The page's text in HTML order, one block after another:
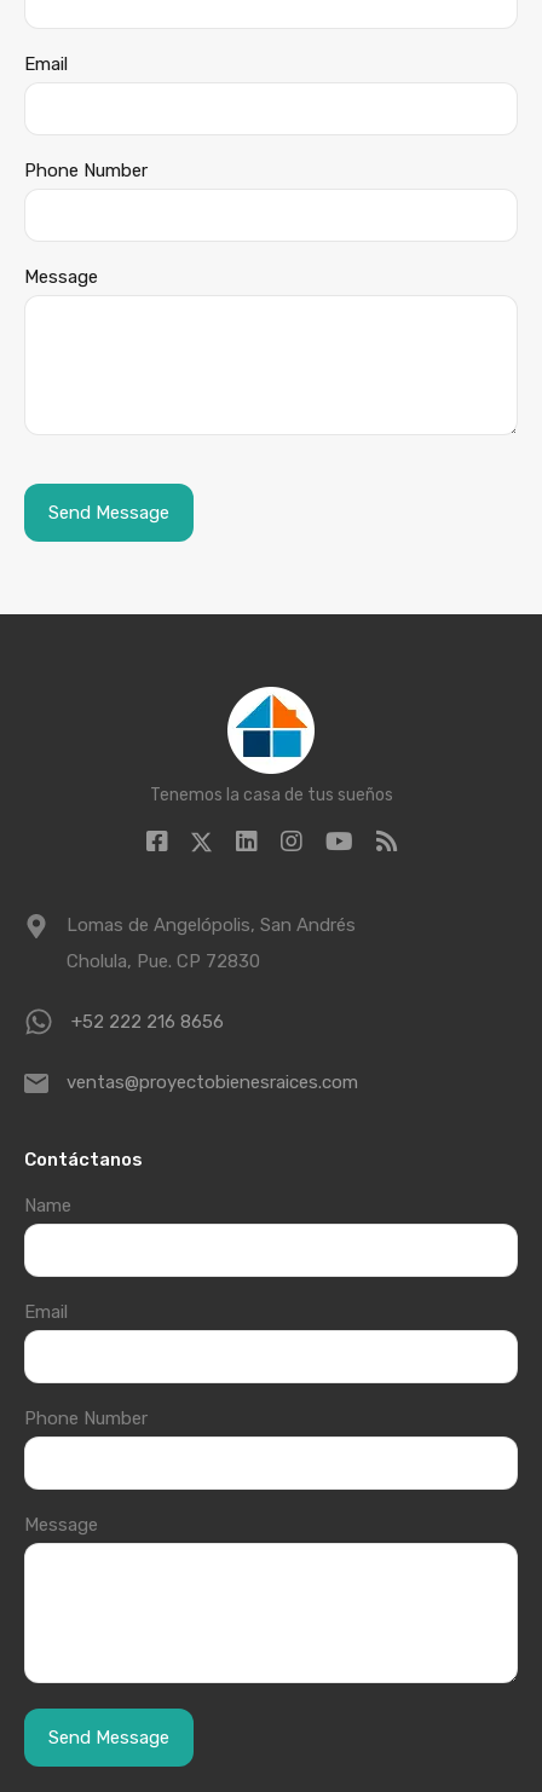
Email
Phone Number
Message
Tenemos la casa de tus sueños
Lomas de Angelópolis, San Andrés
Cholula, Pue. CP 72830
+52 222 216 8656
ventas@proyectobienesraices.com
Contáctanos
Name
Email
Phone Number
Message